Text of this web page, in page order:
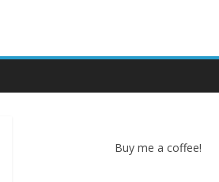
Buy me a coffee!